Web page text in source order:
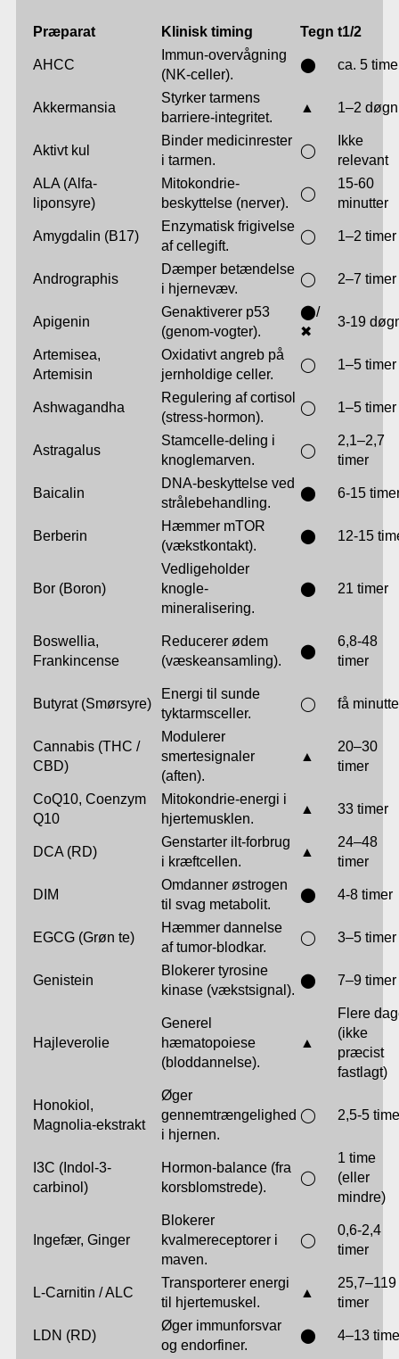
Præparat Klinisk timing Tegn t1/2​
AHCC
Immun-overvågning
(NK-celler).
⬤ ca. 5
Akkermansia
Styrker tarmens
barriere-integritet.
▲ 1–2 døgn
Aktivt kul
Binder medicinrester
i tarmen.
◯
Ikke
relevant
ALA (Alfa-
liponsyre)
Mitokondrie-
beskyttelse (nerver).
◯
15-60
minutter
Amygdalin (B17)
Enzymatisk frigivelse
af cellegift.
◯ 1–2 timer
Andrographis
Dæmper betændelse
i hjernevæv.
◯ 2–7 timer
Apigenin
Genaktiverer p53
(genom-vogter).
⬤/
✖
3-19
Artemisea,
Artemisin
Oxidativt angreb på
jernholdige celler.
◯ 1–5 timer
Ashwagandha
Regulering af cortisol
(stress-hormon).
◯ 1–5 timer
Astragalus
Stamcelle-deling i
knoglemarven.
◯
2,1–2,7
timer
Baicalin
DNA-beskyttelse ved
strålebehandling.
⬤ 6-15
Berberin
Hæmmer mTOR
(vækstkontakt).
⬤ 12-15
Bor (Boron)
Vedligeholder
knogle-
mineralisering.
⬤ 21 timer
Boswellia,
Frankincense
Reducerer ødem
(væskeansamling).
⬤
6,8-48
timer
Butyrat (Smørsyre)
Energi til sunde
tyktarmsceller.
◯ få
Cannabis (THC /
CBD)
Modulerer
smertesignaler
(aften).
▲
20–30
timer
CoQ10, Coenzym
Q10
Mitokondrie-energi i
hjertemusklen.
▲ 33 timer
DCA (RD)
Genstarter ilt-forbrug
i kræftcellen.
▲
24–48
timer
DIM
Omdanner østrogen
til svag metabolit.
⬤ 4-8 timer
EGCG (Grøn te)
Hæmmer dannelse
af tumor-blodkar.
◯ 3–5 timer
Genistein
Blokerer tyrosine
kinase (vækstsignal).
⬤ 7–9 timer
Hajleverolie
Generel
hæmatopoiese
(bloddannelse).
▲
Flere
(ikke
præcist
fastlagt)
Honokiol,
Magnolia-ekstrakt
Øger
gennemtrængelighed
i hjernen.
◯ 2,5-5
I3C (Indol-3-
carbinol)
Hormon-balance (fra
korsblomstrede).
◯
1 time
(eller
mindre)
Ingefær, Ginger
Blokerer
kvalmereceptorer i
maven.
◯
0,6-2,4
timer
L-Carnitin / ALC
Transporterer energi
til hjertemuskel.
▲
25,7–119
timer
LDN (RD)
Øger immunforsvar
og endorfiner.
⬤ 4–13